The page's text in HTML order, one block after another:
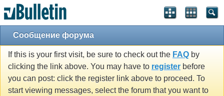
Сообщение форума
If this is your first visit, be sure to check out the FAQ by
clicking the link above. You may have to register before
you can post: click the register link above to proceed. To
start viewing messages, select the forum that you want to